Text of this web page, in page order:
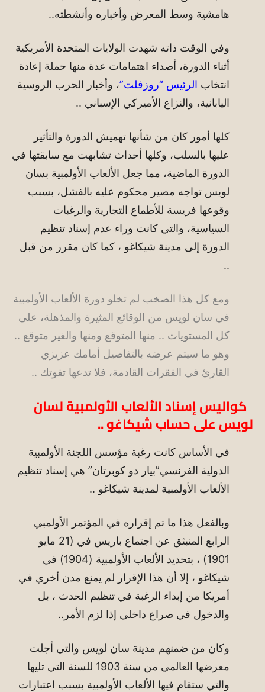
هامشية وسط المعرض وأخباره وأنشطته..
وفي الوقت ذاته شهدت الولايات المتحدة الأمريكية
أثناء الدورة، أصداء اهتمامات عدة منها حملة إعادة
انتخاب الرئيس “روزفلت”، وأخبار الحرب الروسية
اليابانية، والنزاع الأميركي الإسباني ..
كلها أمور كان من شأنها تهميش الدورة والتأثير
عليها بالسلب، وكلها أحداث تشابهت مع سابقتها في
الدورة الماضية، مما جعل الألعاب الأولمبية بسان
لويس تواجه مصير محكوم عليه بالفشل، بسبب
وقوعها فريسة للأطماع التجارية والرغبات
السياسية، والتي كانت وراء عدم إسناد تنظيم
الدورة إلى مدينة شيكاغو ، كما كان مقرر من قبل
..
ومع كل هذا الصخب لم تخلو دورة الألعاب الأولمبية
في سان لويس من الوقائع المثيرة والمذهلة، على
كل المستويات .. منها المتوقع ومنها والغير متوقع ..
وهو ما سيتم عرضه بالتفاصيل أمامك عزيزي
القارئ في الفقرات القادمة، فلا تدعها تفوتك ..
كواليس إسناد الألعاب الأولمبية لسان
لويس على حساب شيكاغو ..
في الأساس كانت رغبة مؤسس اللجنة الأولمبية
الدولية الفرنسي”بيار دو كوبرتان” هي إسناد تنظيم
الألعاب الأولمبية لمدينة شيكاغو ..
وبالفعل هذا ما تم إقراره في المؤتمر الأولمبي
الرابع المنبثق عن اجتماع باريس في (21 مايو
1901) ، بتحديد الألعاب الأولمبية (1904) في
شيكاغو ، إلا أن هذا الإقرار لم يمنع مدن أخري في
أمريكا من إبداء الرغبة في تنظيم الحدث ، بل
والدخول في صراع داخلي إذا لزم الأمر..
وكان من ضمنهم مدينة سان لويس والتي أجلت
معرضها العالمي من سنة 1903 للسنة التي تليها
والتي ستقام فيها الألعاب الأولمبية بسبب اعتبارات